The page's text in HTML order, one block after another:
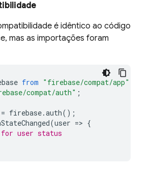
é idêntico ao código
mas as importações foram
from "firebase/compat/app"
compat/auth" ;
= firebase.auth();
(user => {
user status